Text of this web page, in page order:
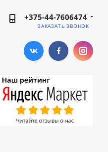
+375-44-7606474
ЗАКАЗАТЬ ЗВОНОК